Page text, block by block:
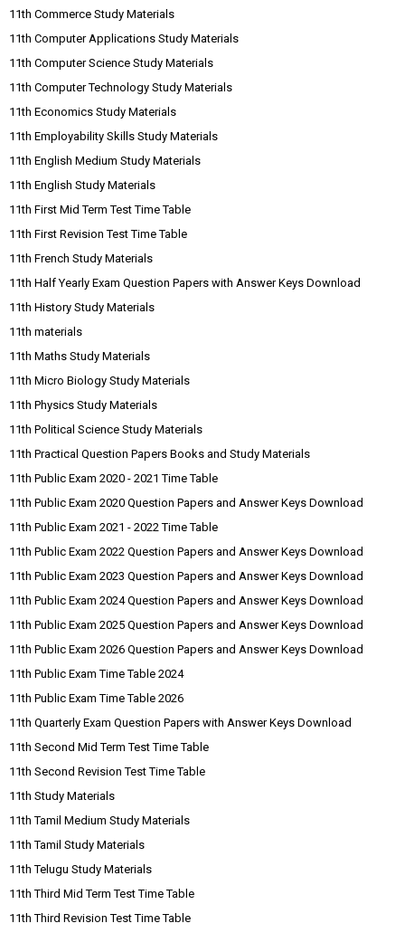
11th Commerce Study Materials
11th Computer Applications Study Materials
11th Computer Science Study Materials
11th Computer Technology Study Materials
11th Economics Study Materials
11th Employability Skills Study Materials
11th English Medium Study Materials
11th English Study Materials
11th First Mid Term Test Time Table
11th First Revision Test Time Table
11th French Study Materials
11th Half Yearly Exam Question Papers with Answer Keys Download
11th History Study Materials
11th materials
11th Maths Study Materials
11th Micro Biology Study Materials
11th Physics Study Materials
11th Political Science Study Materials
11th Practical Question Papers Books and Study Materials
11th Public Exam 2020 - 2021 Time Table
11th Public Exam 2020 Question Papers and Answer Keys Download
11th Public Exam 2021 - 2022 Time Table
11th Public Exam 2022 Question Papers and Answer Keys Download
11th Public Exam 2023 Question Papers and Answer Keys Download
11th Public Exam 2024 Question Papers and Answer Keys Download
11th Public Exam 2025 Question Papers and Answer Keys Download
11th Public Exam 2026 Question Papers and Answer Keys Download
11th Public Exam Time Table 2024
11th Public Exam Time Table 2026
11th Quarterly Exam Question Papers with Answer Keys Download
11th Second Mid Term Test Time Table
11th Second Revision Test Time Table
11th Study Materials
11th Tamil Medium Study Materials
11th Tamil Study Materials
11th Telugu Study Materials
11th Third Mid Term Test Time Table
11th Third Revision Test Time Table